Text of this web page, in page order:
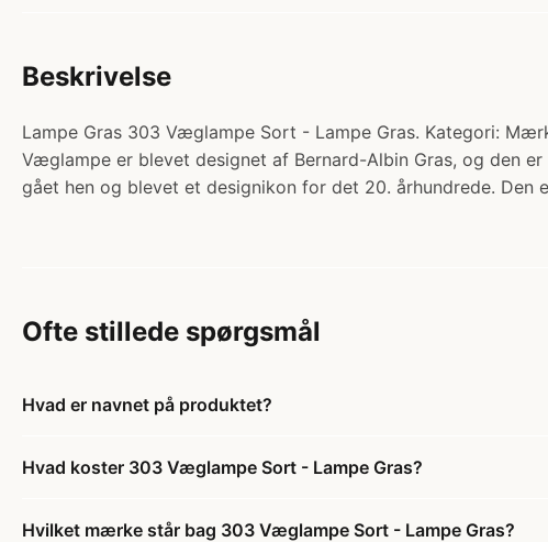
Beskrivelse
Lampe Gras 303 Væglampe Sort - Lampe Gras. Kategori:
Væglampe er blevet designet af Bernard-Albin Gras, og den
gået hen og blevet et designikon for det 20. århundrede. Den
Ofte stillede spørgsmål
Hvad er navnet på produktet?
Hvad koster 303 Væglampe Sort - Lampe Gras?
Hvilket mærke står bag 303 Væglampe Sort - Lampe Gras?